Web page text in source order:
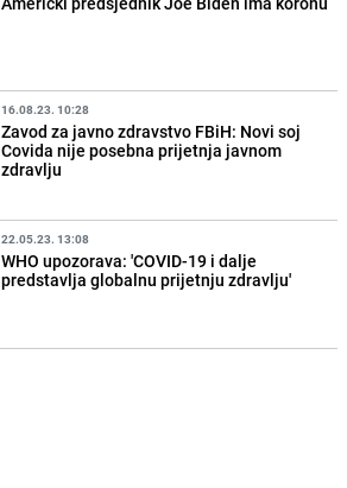
16.08.23. 10:28
Zavod za javno zdravstvo FBiH: Novi soj
Covida nije posebna prijetnja javnom
zdravlju
22.05.23. 13:08
WHO upozorava: 'COVID-19 i dalje
predstavlja globalnu prijetnju zdravlju'